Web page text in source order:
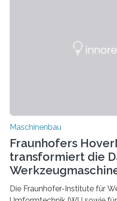
Durch den verstärkten
Maschinenbau
Fraunhofers
transformiert die
Die Fraunhofer-Institute für